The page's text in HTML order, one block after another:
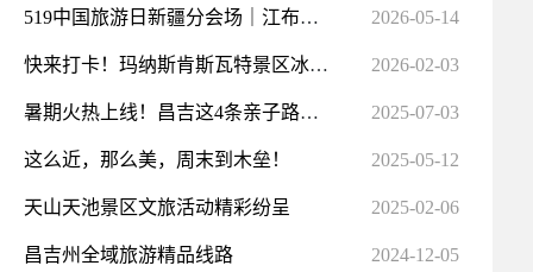
519中国旅游日新疆分会场｜江布拉克一站式游玩攻略 2026-05-14
快来打卡！玛纳斯肯斯瓦特景区冰面有“彩蛋” 2026-02-03
暑期火热上线！昌吉这4条亲子路线，清凉好玩还涨知识 2025-07-03
这么近，那么美，周末到木垒！ 2025-05-12
天山天池景区文旅活动精彩纷呈 2025-02-06
昌吉州全域旅游精品线路 2024-12-05